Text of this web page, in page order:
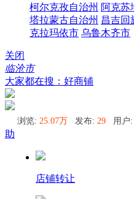
柯尔克孜自治州 阿克苏
塔拉蒙古自治州 昌吉回
克拉玛依市 乌鲁木齐市
关闭
临沧市
大家都在搜：好商铺
浏览: 25.07万 发布: 29 用户:
助
店铺转让